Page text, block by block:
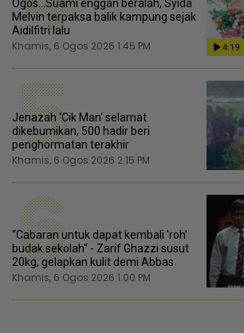
Ogos...Suami enggan beralah, Syida
Melvin terpaksa balik kampung sejak
Aidilfitri lalu
Khamis, 6 Ogos 2026 1:45 PM 4:19
5
Jenazah ‘Cik Man‘ selamat
dikebumikan, 500 hadir beri
penghormatan terakhir
Khamis, 6 Ogos 2026 2:15 PM
6
“Cabaran untuk dapat kembali 'roh'
budak sekolah“ - Zarif Ghazzi susut
20kg, gelapkan kulit demi Abbas
Khamis, 6 Ogos 2026 1:00 PM